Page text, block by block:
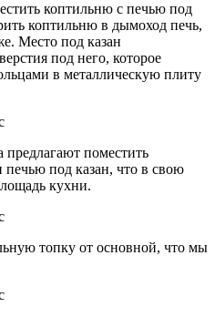
коптильню с печью под
коптильню в дымоход печь,
Место под казан
под него, которое
в металлическую плиту
поместить
под казан, что в свою
кухни.
топку от основной, что мы